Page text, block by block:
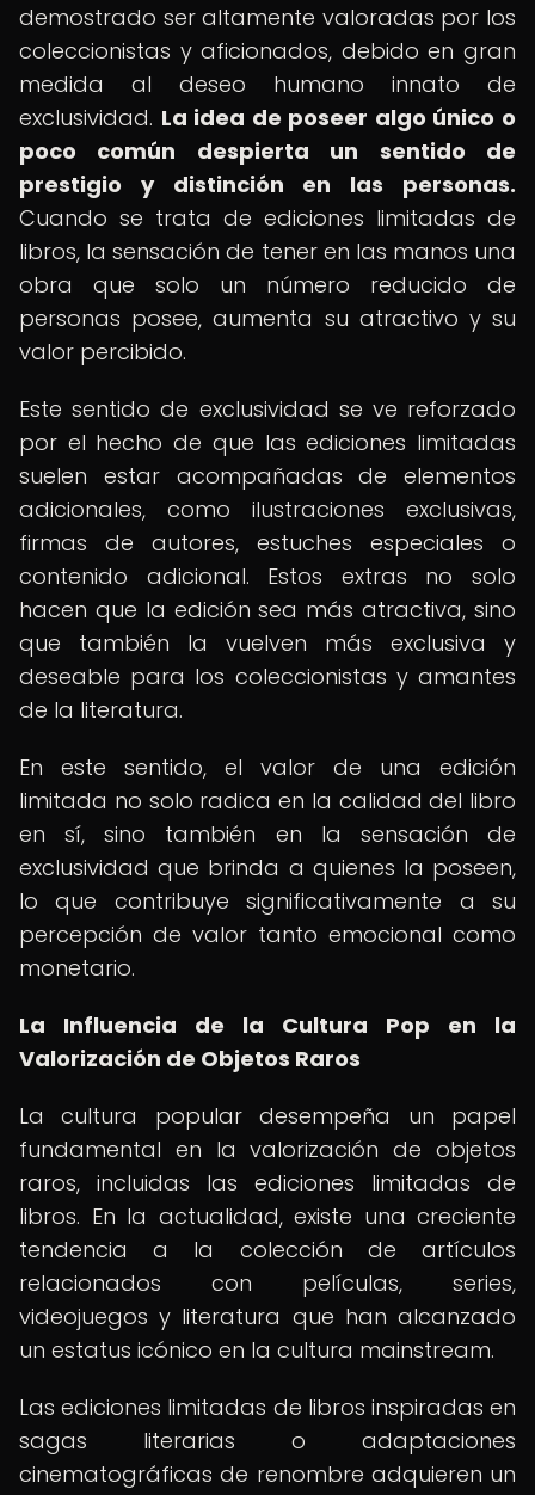
demostrado ser altamente valoradas por los
coleccionistas y aficionados, debido en gran
medida al deseo humano innato de
exclusividad. La idea de poseer algo único o
poco común despierta un sentido de
prestigio y distinción en las personas.
Cuando se trata de ediciones limitadas de
libros, la sensación de tener en las manos una
obra que solo un número reducido de
personas posee, aumenta su atractivo y su
valor percibido.
Este sentido de exclusividad se ve reforzado
por el hecho de que las ediciones limitadas
suelen estar acompañadas de elementos
adicionales, como ilustraciones exclusivas,
firmas de autores, estuches especiales o
contenido adicional. Estos extras no solo
hacen que la edición sea más atractiva, sino
que también la vuelven más exclusiva y
deseable para los coleccionistas y amantes
de la literatura.
En este sentido, el valor de una edición
limitada no solo radica en la calidad del libro
en sí, sino también en la sensación de
exclusividad que brinda a quienes la poseen,
lo que contribuye significativamente a su
percepción de valor tanto emocional como
monetario.
La Influencia de la Cultura Pop en la
Valorización de Objetos Raros
La cultura popular desempeña un papel
fundamental en la valorización de objetos
raros, incluidas las ediciones limitadas de
libros. En la actualidad, existe una creciente
tendencia a la colección de artículos
relacionados con películas, series,
videojuegos y literatura que han alcanzado
un estatus icónico en la cultura mainstream.
Las ediciones limitadas de libros inspiradas en
sagas literarias o adaptaciones
cinematográficas de renombre adquieren un